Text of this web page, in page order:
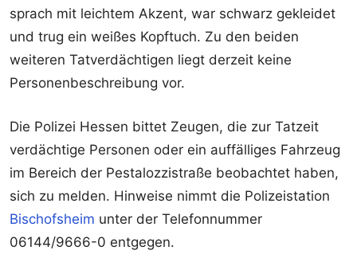
sprach mit leichtem Akzent, war schwarz gekleidet
und trug ein weißes Kopftuch. Zu den beiden
weiteren Tatverdächtigen liegt derzeit keine
Personenbeschreibung vor.
Die Polizei Hessen bittet Zeugen, die zur Tatzeit
verdächtige Personen oder ein auffälliges Fahrzeug
im Bereich der Pestalozzistraße beobachtet haben,
sich zu melden. Hinweise nimmt die Polizeistation
Bischofsheim unter der Telefonnummer
06144/9666-0 entgegen.